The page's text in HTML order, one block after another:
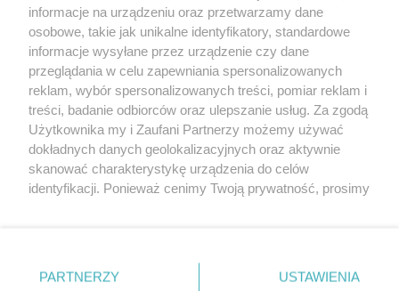
Zapamiętać?
Zaloguj
Zapomniałem hasła
Copyright © 2022 Kurier Szczeciński sp. z o.o.
informacje na urządzeniu oraz przetwarzamy dane
osobowe, takie jak unikalne identyfikatory, standardowe
informacje wysyłane przez urządzenie czy dane
przeglądania w celu zapewniania spersonalizowanych
reklam, wybór spersonalizowanych treści, pomiar reklam i
treści, badanie odbiorców oraz ulepszanie usług. Za zgodą
Użytkownika my i Zaufani Partnerzy możemy używać
dokładnych danych geolokalizacyjnych oraz aktywnie
skanować charakterystykę urządzenia do celów
identyfikacji. Ponieważ cenimy Twoją prywatność, prosimy
prywatności znajdujący się w lewym dolnym rogu strony
. Niektóre rodzaje przetwarzania danych nie wymagają
PARTNERZY USTAWIENIA